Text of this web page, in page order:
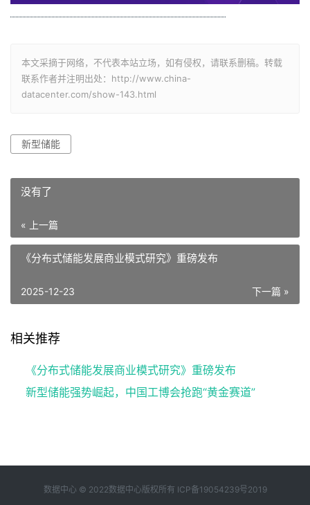
本文采摘于网络，不代表本站立场，如有侵权，请联系删稿。转载
联系作者并注明出处：http://www.china-
datacenter.com/show-143.html
新型储能
没有了
« 上一篇
《分布式储能发展商业模式研究》重磅发布
下一篇 »
2025-12-23
相关推荐
《分布式储能发展商业模式研究》重磅发布
新型储能强势崛起，中国工博会抢跑“黄金赛道”
数据中心 © 2022数据中心版权所有 ICP备19054239号2019